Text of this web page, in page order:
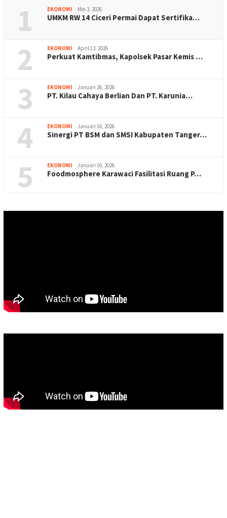
1 EKONOMI Mei 3, 2026
UMKM RW 14 Ciceri Permai Dapat Sertifika…
2 EKONOMI April 13, 2026
Perkuat Kamtibmas, Kapolsek Pasar Kemis …
3 EKONOMI Januari 26, 2026
PT. Kilau Cahaya Berlian Dan PT. Karunia…
4 EKONOMI Januari 16, 2026
Sinergi PT BSM dan SMSI Kabupaten Tanger…
5 EKONOMI Januari 16, 2026
Foodmosphere Karawaci Fasilitasi Ruang P…